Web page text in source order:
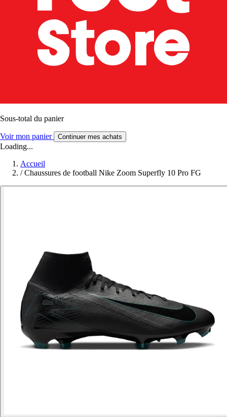
Sous-total du panier
Voir mon panier Continuer mes achats
Loading...
Accueil
/ Chaussures de football Nike Zoom Superfly 10 Pro FG